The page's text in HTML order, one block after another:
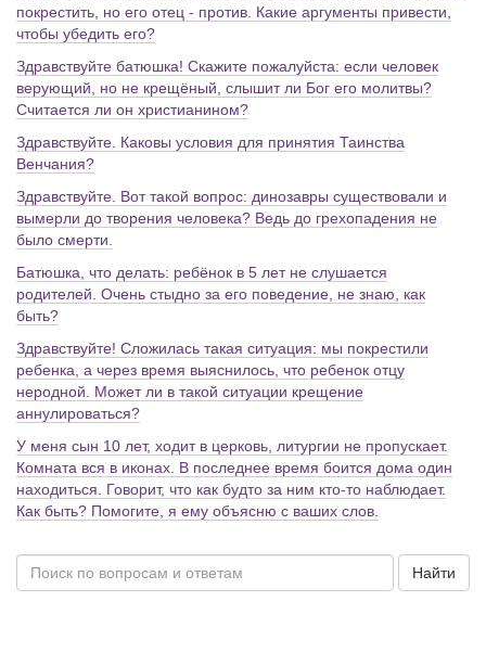
покрестить, но его отец - против. Какие аргументы привести,
чтобы убедить его?
Здравствуйте батюшка! Скажите пожалуйста: если человек
верующий, но не крещёный, слышит ли Бог его молитвы?
Считается ли он христианином?
Здравствуйте. Каковы условия для принятия Таинства
Венчания?
Здравствуйте. Вот такой вопрос: динозавры существовали и
вымерли до творения человека? Ведь до грехопадения не
было смерти.
Батюшка, что делать: ребёнок в 5 лет не слушается
родителей. Очень стыдно за его поведение, не знаю, как
быть?
Здравствуйте! Сложилась такая ситуация: мы покрестили
ребенка, а через время выяснилось, что ребенок отцу
неродной. Может ли в такой ситуации крещение
аннулироваться?
У меня сын 10 лет, ходит в церковь, литургии не пропускает.
Комната вся в иконах. В последнее время боится дома один
находиться. Говорит, что как будто за ним кто-то наблюдает.
Как быть? Помогите, я ему объясню с ваших слов.
Найти